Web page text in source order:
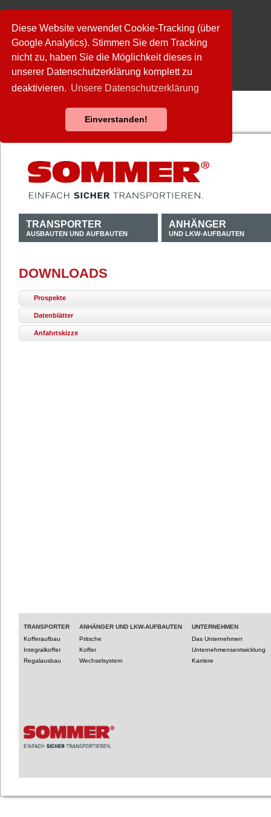
Diese Website verwendet Cookie-Tracking (über
Google Analytics). Stimmen Sie dem Tracking
nicht zu, haben Sie die Möglichkeit dieses in
unserer Datenschutzerklärung komplett zu
deaktivieren. Unsere Datenschutzerklärung
Einverstanden!
TRANSPORTER
AUSBAUTEN UND AUFBAUTEN
ANHÄNGER
UND LKW-AUFBAUTEN
DOWNLOADS
Prospekte
Datenblätter
Anfahrtskizze
TRANSPORTER
Kofferaufbau
Integralkoffer
Regalausbau
ANHÄNGER UND LKW-AUFBAUTEN
Pritsche
Koffer
Wechselsystem
UNTERNEHMEN
Das Unternehmen
Unternehmensentwicklung
Karriere